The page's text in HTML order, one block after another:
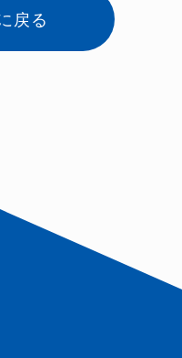
し大型採用
戻る